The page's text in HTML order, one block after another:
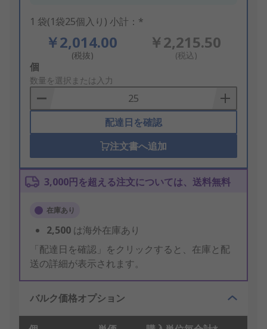
1 袋(1袋25個入り) 小計：*
￥2,014.00
(税抜)
￥2,215.50
(税込)
Add
to
Basket
個
数量を選択または入力
配達日を確認
注文書へ追加
3,000円を超える注文については、送料無料
在庫あり
2,500 は海外在庫あり
「配達日を確認」をクリックすると、在庫と配
送の詳細が表示されます。
バルク価格オプション